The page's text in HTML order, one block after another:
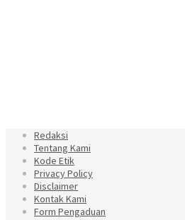
Redaksi
Tentang Kami
Kode Etik
Privacy Policy
Disclaimer
Kontak Kami
Form Pengaduan